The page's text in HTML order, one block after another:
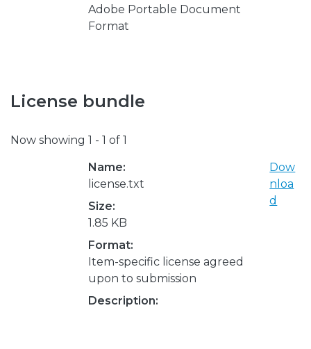
Adobe Portable Document
Format
License bundle
Now showing 1 - 1 of 1
Name:
license.txt
Size:
1.85 KB
Format:
Item-specific license agreed
upon to submission
Description:
Dow
nloa
d